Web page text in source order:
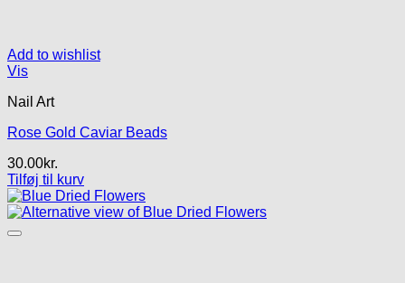
Add to wishlist
Vis
Nail Art
Rose Gold Caviar Beads
30.00kr.
Tilføj til kurv